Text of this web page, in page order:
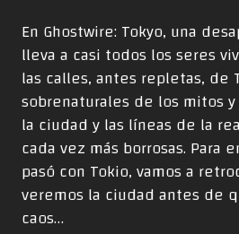
En Ghostwire: Tokyo, una
lleva a casi todos los seres
las calles, antes repletas, de
sobrenaturales de los mitos
la ciudad y las líneas de la
cada vez más borrosas.
pasó con Tokio, vamos a
veremos la ciudad antes de
caos…